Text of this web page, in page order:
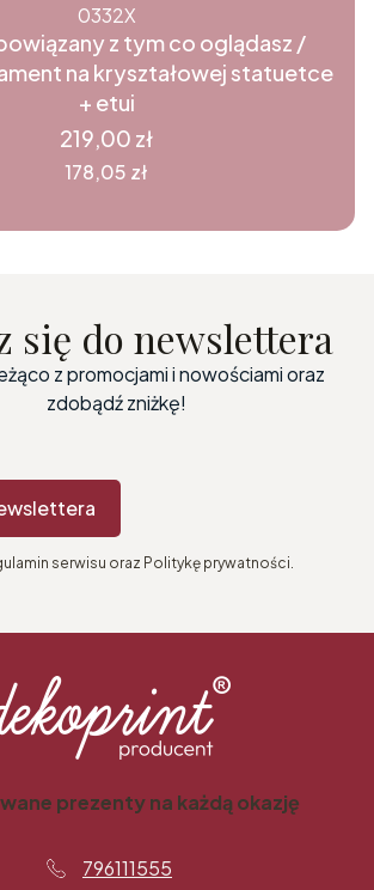
0332X
z tym co oglądasz /
na kryształowej statuetce
+ etui
Cena
219,00 zł
Cena
178,05 zł
się do newslettera
z promocjami i nowościami oraz
zdobądź zniżkę!
serwisu oraz Politykę prywatności.
prezenty na każdą okazję
796111555